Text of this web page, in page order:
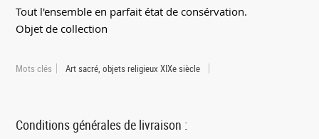
Tout l'ensemble en parfait état de consérvation.
Objet de collection
Mots clés Art sacré, objets religieux XIXe siècle
Conditions générales de livraison :